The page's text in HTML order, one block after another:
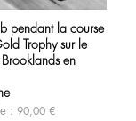
pendant la course
Trophy sur le
en
: 90,00 €